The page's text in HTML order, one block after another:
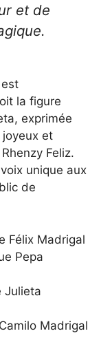
et de
la figure
exprimée
joyeux et
Feliz.
unique aux
de
Félix Madrigal
Pepa
Julieta
Madrigal